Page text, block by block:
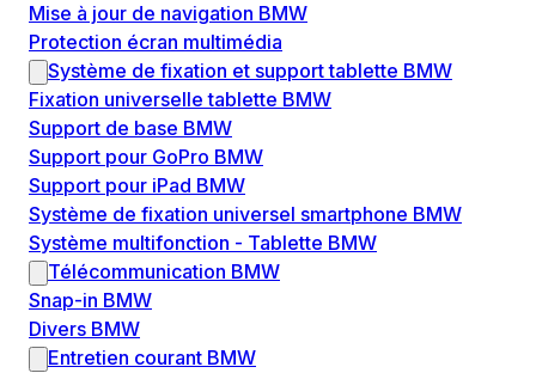
Mise à jour de navigation BMW
Protection écran multimédia
Système de fixation et support tablette BMW
Fixation universelle tablette BMW
Support de base BMW
Support pour GoPro BMW
Support pour iPad BMW
Système de fixation universel smartphone BMW
Système multifonction - Tablette BMW
Télécommunication BMW
Snap-in BMW
Divers BMW
Entretien courant BMW